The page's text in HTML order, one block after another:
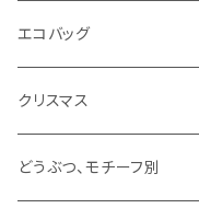
古せっけん
ラッピングペーパー、壁紙
花びん
小物入れ
陶磁器
カップアンドソーサー
プレート
木製品
ホーロー
エコバッグ
クリスマス
どうぶつ、モチーフ別